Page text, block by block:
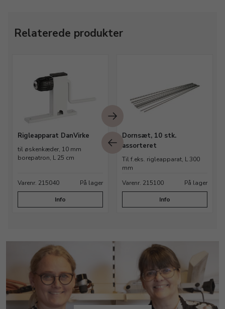
Relaterede produkter
Rigleapparat DanVirke
til øskenkæder, 10 mm
borepatron, L 25 cm
Varenr. 215040 På lager
Info
Dornsæt, 10 stk.
assorteret
Til f.eks. rigleapparat, L 300
mm
Varenr. 215100
På lager
Info